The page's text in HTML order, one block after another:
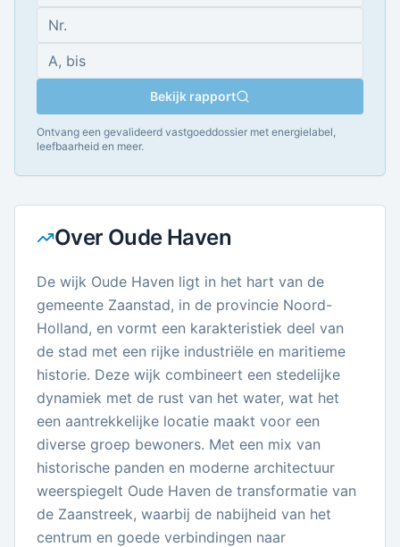
Bekijk rapport
Ontvang een gevalideerd vastgoeddossier met energielabel,
leefbaarheid en meer.
Over Oude Haven
De wijk Oude Haven ligt in het hart van de
gemeente Zaanstad, in de provincie Noord-
Holland, en vormt een karakteristiek deel van
de stad met een rijke industriële en maritieme
historie. Deze wijk combineert een stedelijke
dynamiek met de rust van het water, wat het
een aantrekkelijke locatie maakt voor een
diverse groep bewoners. Met een mix van
historische panden en moderne architectuur
weerspiegelt Oude Haven de transformatie van
de Zaanstreek, waarbij de nabijheid van het
centrum en goede verbindingen naar